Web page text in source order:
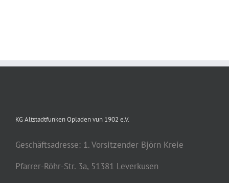
KG Altstadtfunken Opladen vun 1902 e.V.
Geschäftsadresse: 1. Vorsitzender Björn Kreie
Pfarrer-Röhr-Str. 3a, 51381 Leverkusen